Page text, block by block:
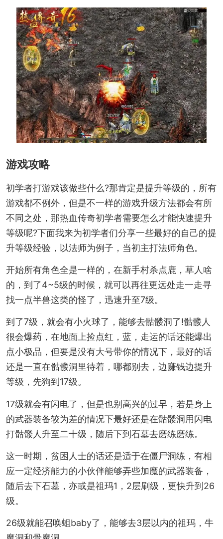
游戏攻略
初学者打游戏该做些什么?那肯定是提升等级的，所有
游戏都不例外，但是不一样的游戏升级方法都会有所
不同之处，那热血传奇初学者需要怎么才能快速提升
等级呢?下面我来为初学者们分享一些最好的自己的提
升等级经验，以法师为例子，当初主打法师角色。
开始所有角色全是一样的，在新手村杀点鹿，草人啥
的，到了4~5级的时候，就可以再往更远处走一走寻
找一点半兽这类的怪了，迅速升至7级。
到了7级，就会有小火球了，能够去骷髅洞了!骷髅人
很会爆药，在地面上捡点红，蓝，走运的话还能爆出
点小极品，但要是没有大号带你的情况下，最好的话
还是一直在骷髅洞里待着，哪都别去，边赚钱边提升
等级，先狗到17级。
17级就会有闪电了，但是也别高兴的过早，若是身上
的武器装备较为差的情况下最好还是在骷髅洞用闪电
打骷髅人升至二十级，随后下到石墓去磨练磨练。
这一时期，贫困人士的话还是适于在僵尸洞练，有相
应一定经济能力的小伙伴能够弄些加魔的武器装备，
随后去下石墓，亦或是祖玛1，2层刷级，更快升到26
级。
26级就能召唤蛆baby了，能够去3层以内的祖玛，牛